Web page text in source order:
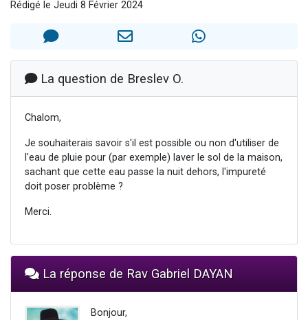
30 personnes viennent de faire un don pour Sauvez la jambe de Yohan
12 nouvelles musiques dans Torah-Box Music
29 personnes viennent de demander une bénédiction
Rédigé le Jeudi 8 Février 2024
La question de Breslev O.
Chalom,
Je souhaiterais savoir s'il est possible ou non d'utiliser de
l'eau de pluie pour (par exemple) laver le sol de la maison,
sachant que cette eau passe la nuit dehors, l'impureté
doit poser problème ?
Merci.
La réponse de Rav Gabriel DAYAN
Bonjour,